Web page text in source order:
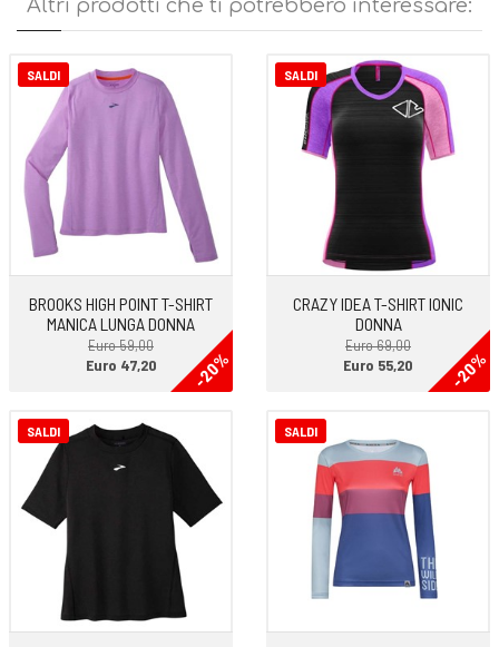
Altri prodotti che ti potrebbero interessare:
SALDI
BROOKS HIGH POINT T-SHIRT
MANICA LUNGA DONNA
Euro 59,00
-20%
Euro 47,20
SALDI
CRAZY IDEA T-SHIRT IONIC
DONNA
Euro 69,00
-20%
Euro 55,20
SALDI SALDI